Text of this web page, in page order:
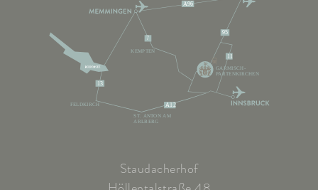
A96
95
11
7
A12
13
KEMPTEN
ST. ANTON AM
ARLBERG
FELDKIRCH
GARMISCH-
PARTENKIRCHEN
Staudacherhof